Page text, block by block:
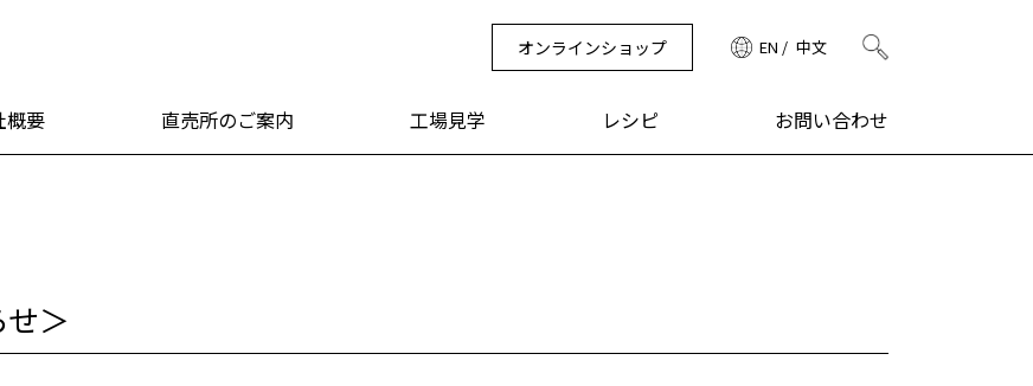
オンラインショップ EN 中文
概要 直売所のご案内 工場見学 レシピ お問い合わせ
＞